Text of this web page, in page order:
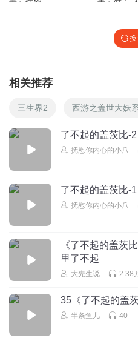
相关推荐
三生界2 西游之盖世大妖
了不起的盖茨比-2
抚慰你内心的小爪
了不起的盖茨比-1
抚慰你内心的小爪
《了不起的盖茨
里了不起
大先生说 2.38
35《了不起的盖茨
半条鱼儿 40